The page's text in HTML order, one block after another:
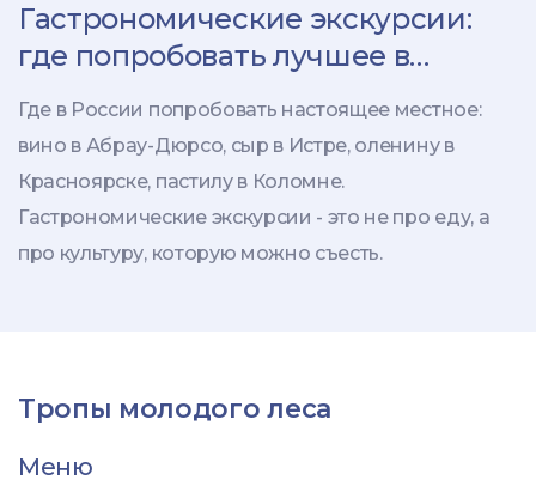
Гастрономические экскурсии:
где попробовать лучшее в
России
Где в России попробовать настоящее местное:
вино в Абрау-Дюрсо, сыр в Истре, оленину в
Красноярске, пастилу в Коломне.
Гастрономические экскурсии - это не про еду, а
про культуру, которую можно съесть.
Тропы молодого леса
Меню